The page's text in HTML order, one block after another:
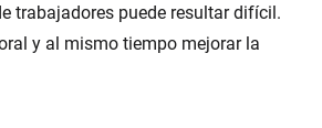
trabajadores puede resultar difícil.
y al mismo tiempo mejorar la